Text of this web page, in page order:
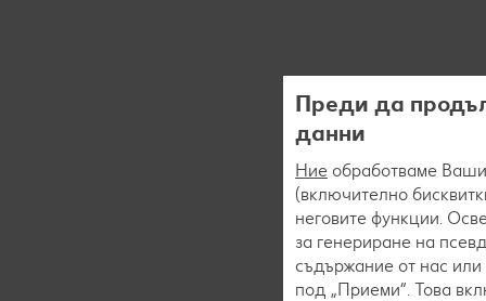
Преди да
данни
Ние обработваме
(включително
неговите функции.
за генериране на
съдържание от нас или
под „Приеми“. Това